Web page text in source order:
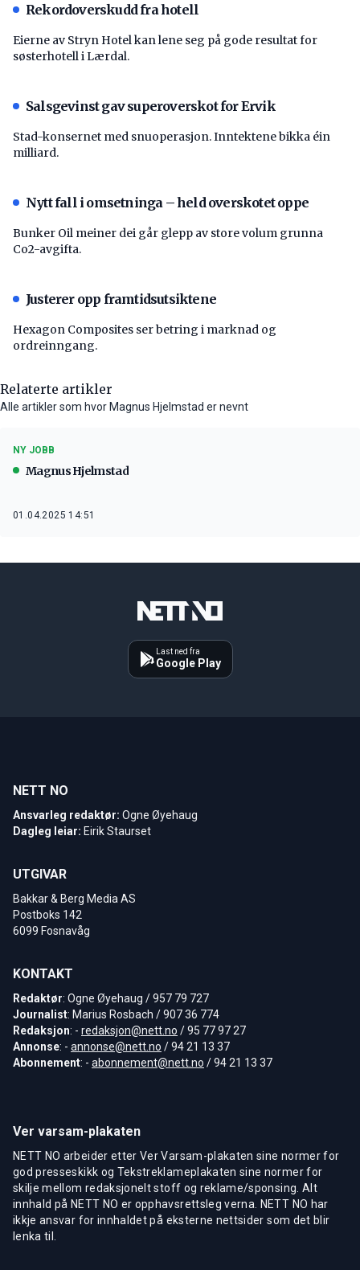
Rekordoverskudd fra hotell
Eierne av Stryn Hotel kan lene seg på gode resultat for
søsterhotell i Lærdal.
Salsgevinst gav superoverskot for Ervik
Stad-konsernet med snuoperasjon. Inntektene bikka éin
milliard.
Nytt fall i omsetninga – held overskotet oppe
Bunker Oil meiner dei går glepp av store volum grunna
Co2-avgifta.
Justerer opp framtidsutsiktene
Hexagon Composites ser betring i marknad og
ordreinngang.
Relaterte artikler
Alle artikler som hvor Magnus Hjelmstad er nevnt
NY JOBB
Magnus Hjelmstad
01.04.2025 14:51
Last ned fra
Google Play
NETT NO
Ansvarleg redaktør: Ogne Øyehaug
Dagleg leiar: Eirik Staurset
UTGIVAR
Bakkar & Berg Media AS
Postboks 142
6099 Fosnavåg
KONTAKT
Redaktør: Ogne Øyehaug / 957 79 727
Journalist: Marius Rosbach / 907 36 774
Redaksjon: - redaksjon@nett.no / 95 77 97 27
Annonse: - annonse@nett.no / 94 21 13 37
Abonnement: - abonnement@nett.no / 94 21 13 37
Ver varsam-plakaten
NETT NO arbeider etter Ver Varsam-plakaten sine normer for
god presseskikk og Tekstreklameplakaten sine normer for
skilje mellom redaksjonelt stoff og reklame/sponsing. Alt
innhald på NETT NO er opphavsrettsleg verna. NETT NO har
ikkje ansvar for innhaldet på eksterne nettsider som det blir
lenka til.